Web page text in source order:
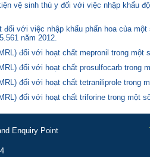
vệ sinh thú y đối với việc nhập khẩu
với việc nhập khẩu phấn hoa của
năm 2012.
đối với hoạt chất mepronil trong một
đối với hoạt chất prosulfocarb trong
đối với hoạt chất tetraniliprole trong
đối với hoạt chất triforine trong một
Enquiry Point